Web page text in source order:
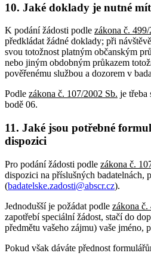
10. Jaké doklady je nutné mít
K podání žádosti podle zákona č.
předkládat žádné doklady; při
svou totožnost platným občanským
nebo jiným obdobným průkazem
pověřenému službou a dozorem v
Podle zákona č. 107/2002 Sb. je třeba
bodě 06.
11. Jaké jsou potřebné
dispozici
Pro podání žádosti podle zákona č.
dispozici na příslušných badatelnách,
(badatelske.zadosti@abscr.cz).
Jednodušší je požádat podle zákona č.
zapotřebí speciální žádost, stačí do
předmětu vašeho zájmu) vaše jméno,
Pokud však dáváte přednost